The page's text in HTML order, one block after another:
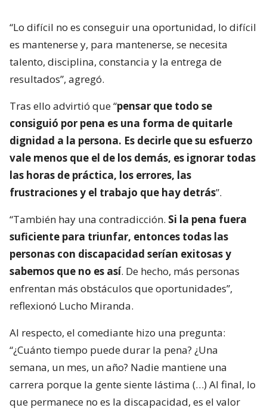
“Lo difícil no es conseguir una oportunidad, lo difícil
es mantenerse y, para mantenerse, se necesita
talento, disciplina, constancia y la entrega de
resultados”, agregó.
Tras ello advirtió que “pensar que todo se
consiguió por pena es una forma de quitarle
dignidad a la persona. Es decirle que su esfuerzo
vale menos que el de los demás, es ignorar todas
las horas de práctica, los errores, las
frustraciones y el trabajo que hay detrás”.
“También hay una contradicción. Si la pena fuera
suficiente para triunfar, entonces todas las
personas con discapacidad serían exitosas y
sabemos que no es así. De hecho, más personas
enfrentan más obstáculos que oportunidades”,
reflexionó Lucho Miranda.
Al respecto, el comediante hizo una pregunta:
“¿Cuánto tiempo puede durar la pena? ¿Una
semana, un mes, un año? Nadie mantiene una
carrera porque la gente siente lástima (…) Al final, lo
que permanece no es la discapacidad, es el valor